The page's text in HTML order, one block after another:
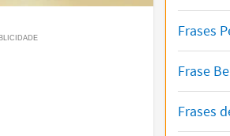
Frases
Frase
Frases